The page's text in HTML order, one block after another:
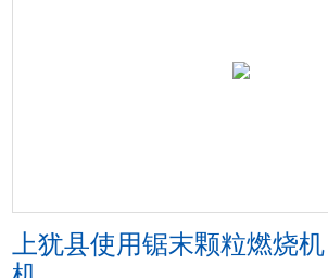
上犹县使用锯末颗粒燃烧